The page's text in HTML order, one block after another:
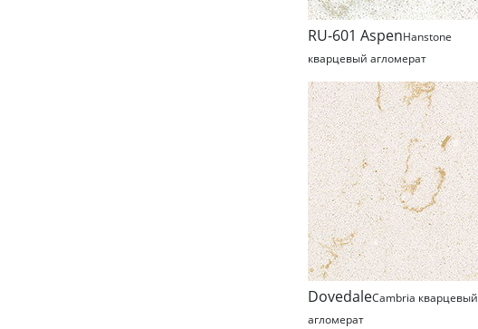
RU-601 AspenHanstone
кварцевый агломерат
DovedaleCambria кварцевый
агломерат